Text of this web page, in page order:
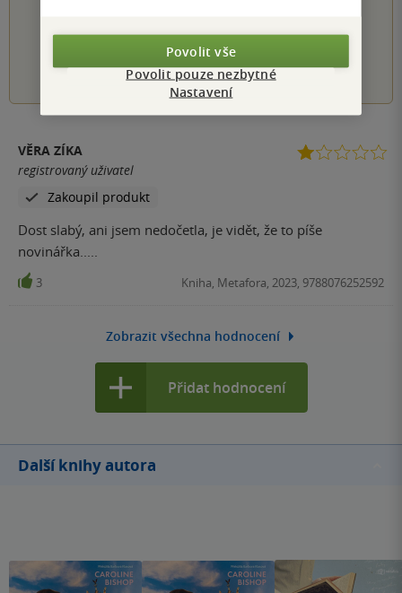
1 2 3 4 5
VĚRA ZÍKA
registrovaný uživatel
Zakoupil produkt
Dost slabý, ani jsem nedočetla, je vidět, že to píše
novinářka.....
3 Kniha, Metafora, 2023, 9788076252592
Zobrazit všechna hodnocení
Přidat hodnocení
Další knihy autora
Povolit vše
Povolit pouze nezbytné
Nastavení